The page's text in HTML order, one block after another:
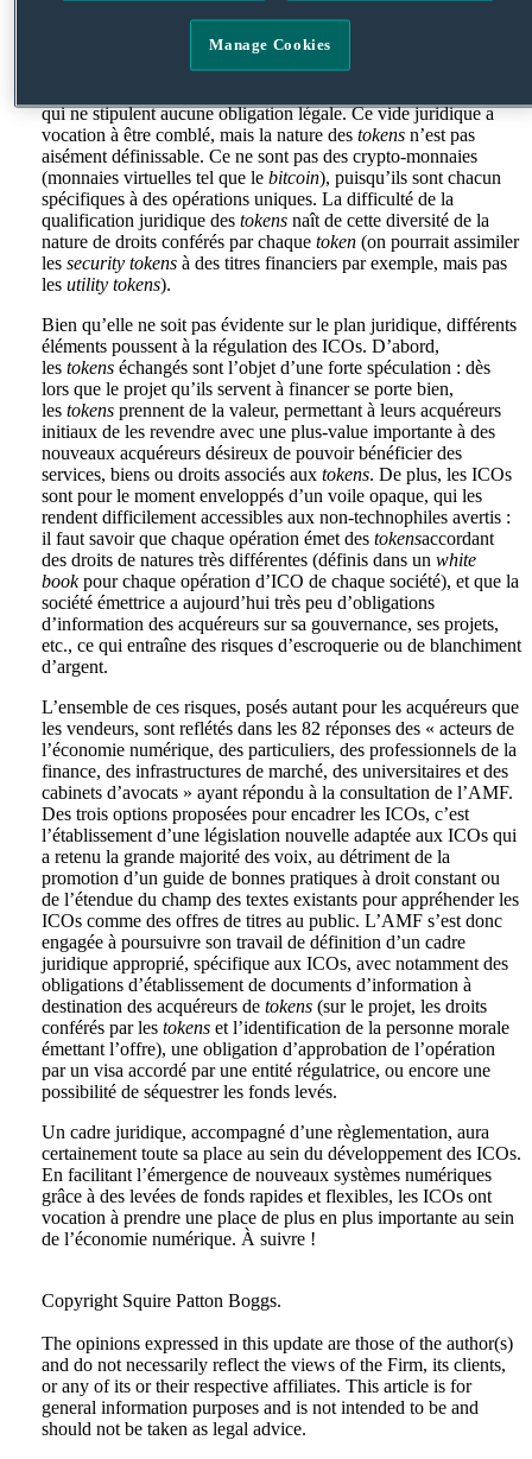
Purs produits de la pratique, les ICOs ne sont soumis à aucune
qui ne stipulent aucune obligation légale. Ce vide juridique a
vocation à être comblé, mais la nature des tokensn’est pas
aisément définissable. Ce ne sont pas des crypto-monnaies
(monnaies virtuelles tel que le bitcoin), puisqu’ils sont chacun
spécifiques à des opérations uniques. La difficulté de la
qualification juridique des tokensnaît de cette diversité de la
nature de droits conférés par chaque token(on pourrait assimiler
les security tokensà des titres financiers par exemple, mais pas
les utility tokens).
Bien qu’elle ne soit pas évidente sur le plan juridique, différents
éléments poussent à la régulation des ICOs. D’abord,
les tokenséchangés sont l’objet d’une forte spéculation : dès
lors que le projet qu’ils servent à financer se porte bien,
les tokensprennent de la valeur, permettant à leurs acquéreurs
initiaux de les revendre avec une plus-value importante à des
nouveaux acquéreurs désireux de pouvoir bénéficier des
services, biens ou droits associés aux tokens. De plus, les ICOs
sont pour le moment enveloppés d’un voile opaque, qui les
rendent difficilement accessibles aux non-technophiles avertis :
il faut savoir que chaque opération émet des tokensaccordant
des droits de natures très différentes (définis dans un white
bookpour chaque opération d’ICO de chaque société), et que la
société émettrice a aujourd’hui très peu d’obligations
d’information des acquéreurs sur sa gouvernance, ses projets,
etc., ce qui entraîne des risques d’escroquerie ou de blanchiment
d’argent.
L’ensemble de ces risques, posés autant pour les acquéreurs que
les vendeurs, sont reflétés dans les 82 réponses des « acteurs de
l’économie numérique, des particuliers, des professionnels de la
finance, des infrastructures de marché, des universitaires et des
cabinets d’avocats » ayant répondu à la consultation de l’AMF.
Des trois options proposées pour encadrer les ICOs, c’est
l’établissement d’une législation nouvelle adaptée aux ICOs qui
a retenu la grande majorité des voix, au détriment de la
promotion d’un guide de bonnes pratiques à droit constant ou
de l’étendue du champ des textes existants pour appréhender les
ICOs comme des offres de titres au public. L’AMF s’est donc
engagée à poursuivre son travail de définition d’un cadre
juridique approprié, spécifique aux ICOs, avec notamment des
obligations d’établissement de documents d’information à
destination des acquéreurs de tokens(sur le projet, les droits
conférés par les tokenset l’identification de la personne morale
émettant l’offre), une obligation d’approbation de l’opération
par un visa accordé par une entité régulatrice, ou encore une
possibilité de séquestrer les fonds levés.
Un cadre juridique, accompagné d’une règlementation, aura
certainement toute sa place au sein du développement des ICOs.
En facilitant l’émergence de nouveaux systèmes numériques
grâce à des levées de fonds rapides et flexibles, les ICOs ont
vocation à prendre une place de plus en plus importante au sein
de l’économie numérique. À suivre !
Tweet
post
Like
post
Email
post
Share
post
on
LinkedIn
Copyright Squire Patton Boggs.
The opinions expressed in this update are those of the author(s)
and do not necessarily reflect the views of the Firm, its clients,
or any of its or their respective affiliates. This article is for
general information purposes and is not intended to be and
should not be taken as legal advice.
Manage Cookies